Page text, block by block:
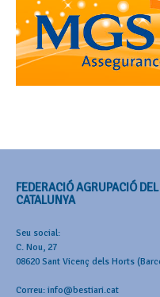
FEDERACIÓ AGRUPACIÓ
CATALUNYA
Seu social:
C. Nou, 27
08620 Sant Vicenç dels Horts
Correu: info@bestiari.cat